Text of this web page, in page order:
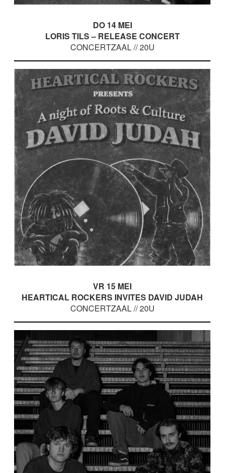
DO 14 MEI
LORIS TILS – RELEASE CONCERT
CONCERTZAAL // 20U
VR 15 MEI
HEARTICAL ROCKERS INVITES DAVID JUDAH
CONCERTZAAL // 20U